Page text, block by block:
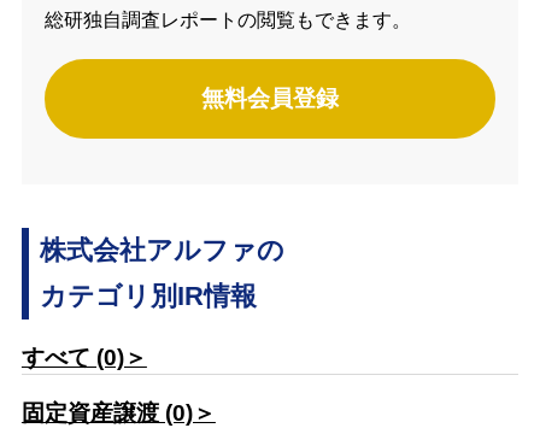
総研独自調査レポートの閲覧もできます。
無料会員登録
株式会社アルファの
カテゴリ別IR情報
すべて (0)＞
固定資産譲渡 (0)＞